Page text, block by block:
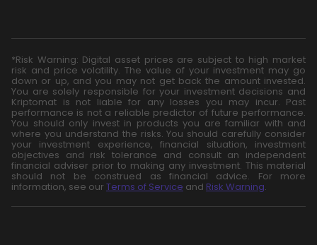
*Risk Warning: Digital asset prices are subject to high market
risk and price volatility. The value of your investment may go
down or up, and you may not get back the amount invested.
You are solely responsible for your investment decisions and
Kriptomat is not liable for any losses you may incur. Past
performance is not a reliable predictor of future performance.
You should only invest in products you are familiar with and
where you understand the risks. You should carefully consider
your investment experience, financial situation, investment
objectives and risk tolerance and consult an independent
financial adviser prior to making any investment. This material
should not be construed as financial advice. For more
information, see our Terms of Service and Risk Warning.